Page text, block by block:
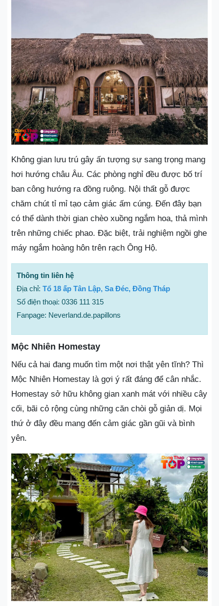
Không gian lưu trú gây ấn tượng sự sang trọng mang
hơi hướng châu Âu. Các phòng nghỉ đều được bố trí
ban công hướng ra đồng ruộng. Nội thất gỗ được
chăm chút tỉ mỉ tạo cảm giác ấm cúng. Đến đây bạn
có thể dành thời gian chèo xuồng ngắm hoa, thả mình
trên những chiếc phao. Đặc biệt, trải nghiệm ngồi ghe
máy ngắm hoàng hôn trên rạch Ông Hộ.
Thông tin liên hệ
Địa chỉ: Tổ 18 ấp Tân Lập, Sa Đéc, Đồng Tháp
Số điện thoại: 0336 111 315
Fanpage: Neverland.de.papillons
Mộc Nhiên Homestay
Nếu cả hai đang muốn tìm một nơi thật yên tĩnh? Thì
Mộc Nhiên Homestay là gợi ý rất đáng để cân nhắc.
Homestay sở hữu không gian xanh mát với nhiều cây
cối, bãi cỏ rộng cùng những căn chòi gỗ giản dị. Mọi
thứ ở đây đều mang đến cảm giác gần gũi và bình
yên.